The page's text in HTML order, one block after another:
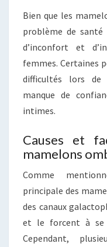
Bien que les
problème de
d’inconfort et
femmes. Certaines
difficultés lors de
manque de
intimes.
Causes et
mamelons
Comme
principale des
des canaux
et le forcent à se
Cependant,